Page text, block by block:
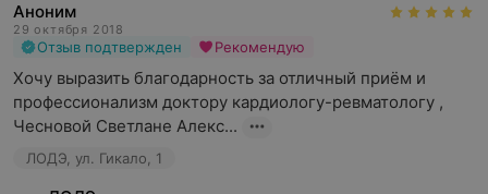
Аноним
29 октября 2018
Отзыв подтвержден Рекомендую
Хочу выразить благодарность за отличный приём и
профессионализм доктору кардиологу-ревматологу ,
Чесновой Светлане Алекс...
ЛОДЭ, ул. Гикало, 1